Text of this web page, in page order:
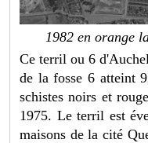
1982 en orange
Ce terril ou 6
de la fosse 6 atteint
schistes noirs et
1975. Le terril est
maisons de la cité